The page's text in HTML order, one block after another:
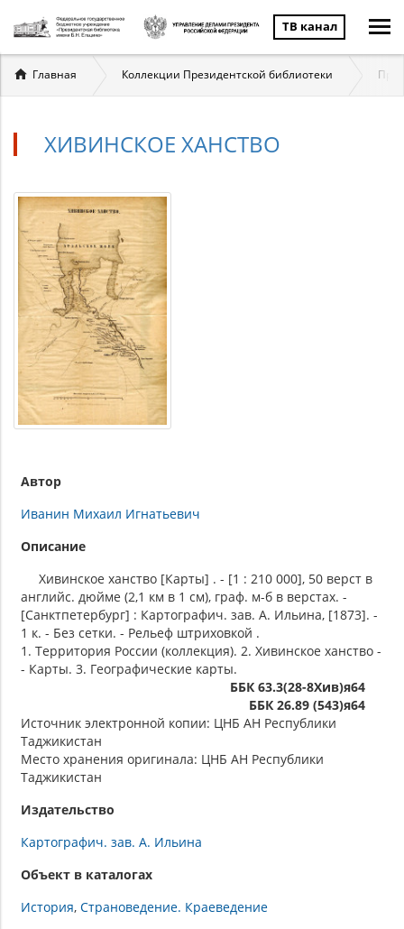
ТВ канал
Вы
здесь
Главная Коллекции Президентской библиотеки
ХИВИНСКОЕ ХАНСТВО
Автор
Иванин Михаил Игнатьевич
Описание
Хивинское ханство [Карты] . - [1 : 210 000], 50 верст в
английс. дюйме (2,1 км в 1 см), граф. м-б в верстах. -
[Санктпетербург] : Картографич. зав. А. Ильина, [1873]. -
1 к. - Без сетки. - Рельеф штриховкой .
1. Территория России (коллекция). 2. Хивинское ханство -
- Карты. 3. Географические карты.
ББК 63.3(28-8Хив)я64
ББК 26.89 (543)я64
Источник электронной копии: ЦНБ АН Республики
Таджикистан
Место хранения оригинала: ЦНБ АН Республики
Таджикистан
Издательство
Картографич. зав. А. Ильина
Объект в каталогах
История Страноведение. Краеведение